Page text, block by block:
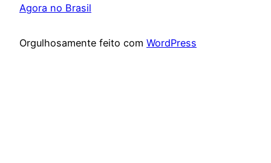
Agora no Brasil
Orgulhosamente feito com WordPress